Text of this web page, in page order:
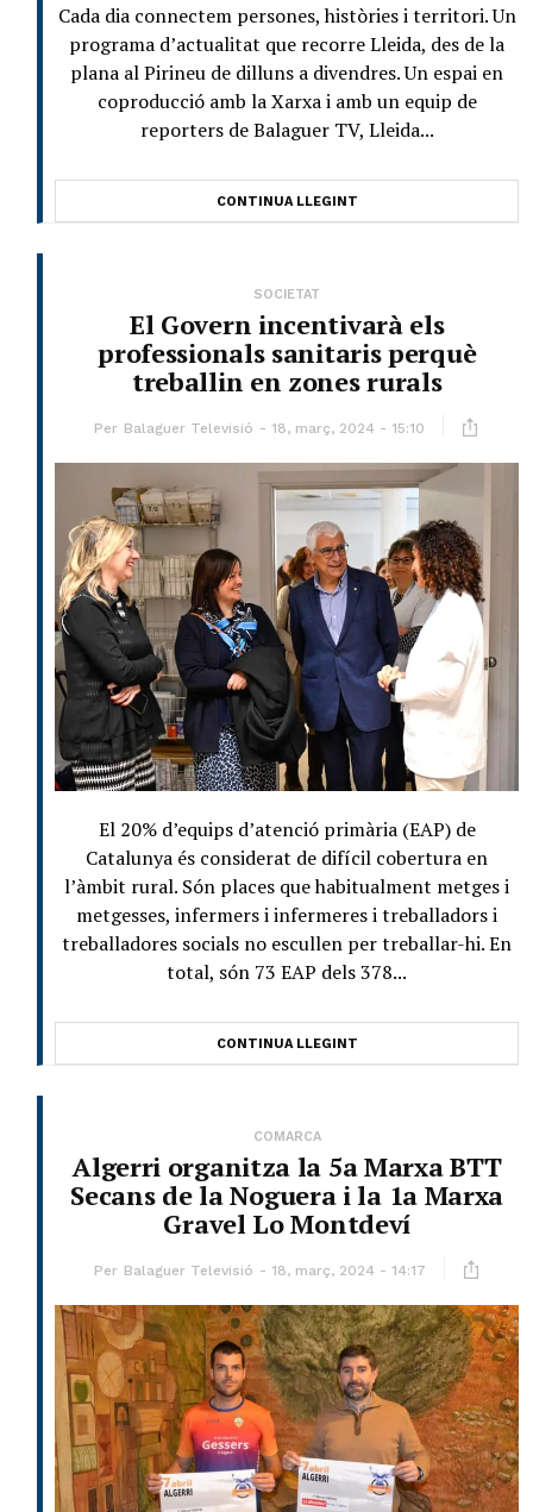
Cada dia connectem persones, històries i territori. Un
programa d’actualitat que recorre Lleida, des de la
plana al Pirineu de dilluns a divendres. Un espai en
coproducció amb la Xarxa i amb un equip de
reporters de Balaguer TV, Lleida...
CONTINUA LLEGINT
SOCIETAT
El Govern incentivarà els
professionals sanitaris perquè
treballin en zones rurals
Per Balaguer Televisió 18, març, 2024 - 15:10
El 20% d’equips d’atenció primària (EAP) de
Catalunya és considerat de difícil cobertura en
l’àmbit rural. Són places que habitualment metges i
metgesses, infermers i infermeres i treballadors i
treballadores socials no escullen per treballar-hi. En
total, són 73 EAP dels 378...
CONTINUA LLEGINT
COMARCA
Algerri organitza la 5a Marxa BTT
Secans de la Noguera i la 1a Marxa
Gravel Lo Montdeví
Per Balaguer Televisió 18, març, 2024 - 14:17